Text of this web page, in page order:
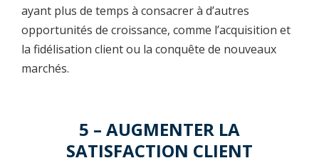
ayant plus de temps à consacrer à d’autres
opportunités de croissance, comme l’acquisition et
la fidélisation client ou la conquête de nouveaux
marchés.
5 – AUGMENTER LA
SATISFACTION CLIENT